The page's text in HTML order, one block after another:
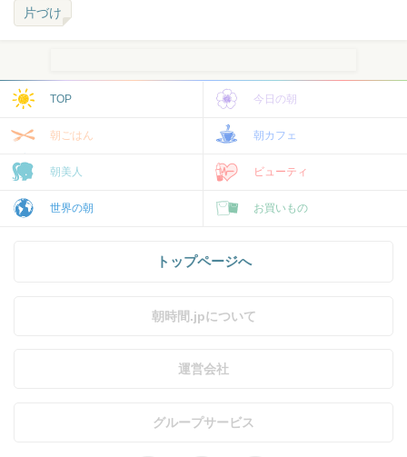
片づけ
TOP 今日の朝
朝ごはん 朝カフェ
朝美人 ビューティ
世界の朝 お買いもの
トップページへ
朝時間.jpについて
運営会社
グループサービス